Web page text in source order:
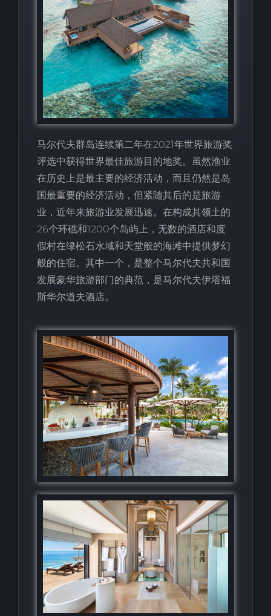
马尔代夫群岛连续第二年在2021年世界旅游奖
评选中获得世界最佳旅游目的地奖。虽然渔业
在历史上是最主要的经济活动，而且仍然是岛
国最重要的经济活动，但紧随其后的是旅游
业，近年来旅游业发展迅速。在构成其领土的
26个环礁和1200个岛屿上，无数的酒店和度
假村在绿松石水域和天堂般的海滩中提供梦幻
般的住宿。其中一个，是整个马尔代夫共和国
发展豪华旅游部门的典范，是马尔代夫伊塔福
斯华尔道夫酒店。